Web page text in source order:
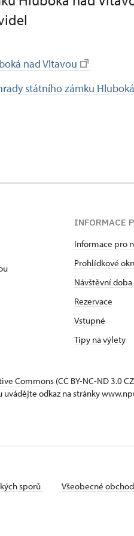
nad Vltavou
státního zámku
INFORMACE
Informace pro
Prohlídkové
Návštěvní doba
Rezervace
Vstupné
Tipy na výlety
Commons (CC BY-NC-ND 3.0
odkaz na stránky
sporů Všeobecné